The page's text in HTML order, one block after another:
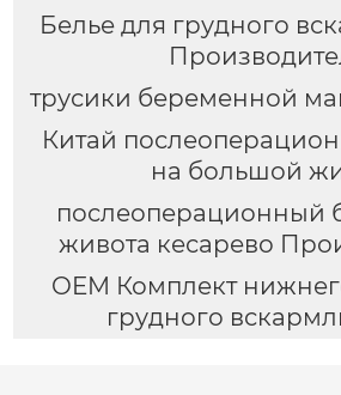
Белье для грудного
трусики беременной
Китай
на большой
послеоперационный
живота кесарево
OEM Комплект
грудного